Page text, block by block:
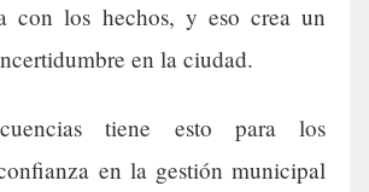
con los hechos, y eso crea un
en la ciudad.
tiene esto para los
en la gestión municipal